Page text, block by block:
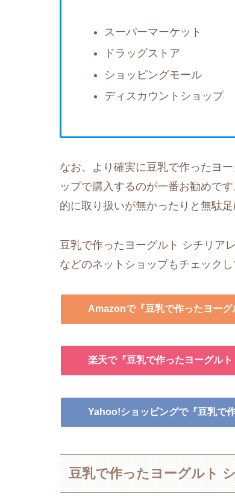
スーパーマーケット
ドラッグストア
ショッピングモール
ディスカウントショップ
なお、より確実に豆乳で作ったヨ
ップで購入するのが一番お勧めで
的に取り扱いが無かったりと無駄
豆乳で作ったヨーグルト シチリア
などのネットショップもチェックし
Amazonで『豆乳で作ったヨー
楽天で『豆乳で作ったヨーグル
Yahoo!ショッピングで『豆乳で
豆乳で作ったヨーグルト